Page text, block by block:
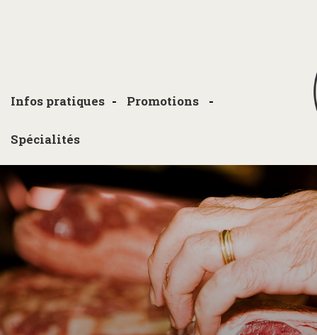
Infos pratiques Promotions
Spécialités